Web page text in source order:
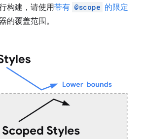
构建，请使用带有 @scope 的限定
的覆盖范围。